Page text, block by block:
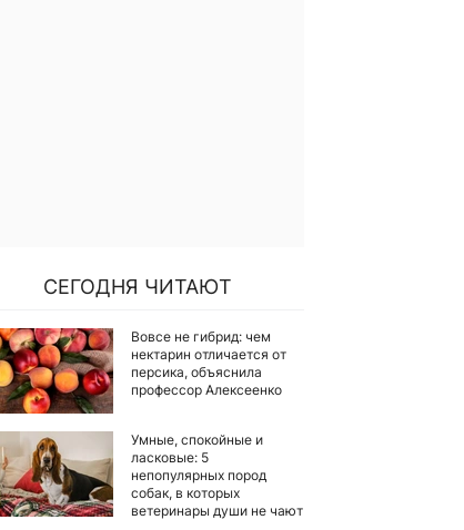
СЕГОДНЯ ЧИТАЮТ
Вовсе не гибрид: чем
нектарин отличается от
персика, объяснила
профессор Алексеенко
Умные, спокойные и
ласковые: 5
непопулярных пород
собак, в которых
ветеринары души не чают